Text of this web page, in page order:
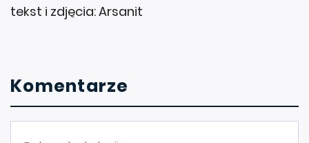
tekst i zdjęcia: Arsanit
Komentarze